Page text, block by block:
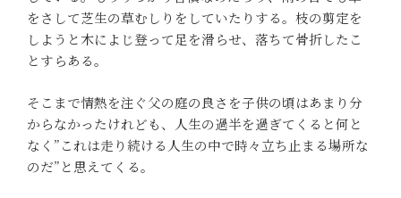
をさして芝生の草むしりをしていたりする。枝の剪定を
しようと木によじ登って足を滑らせ、落ちて骨折したこ
とすらある。
そこまで情熱を注ぐ父の庭の良さを子供の頃はあまり分
からなかったけれども、人生の過半を過ぎてくると何と
なく”これは走り続ける人生の中で時々立ち止まる場所な
のだ”と思えてくる。